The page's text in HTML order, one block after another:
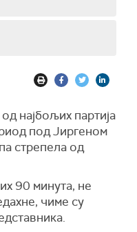
најбољих партија
под Јиргеном
стрепела од
90 минута, не
чиме су